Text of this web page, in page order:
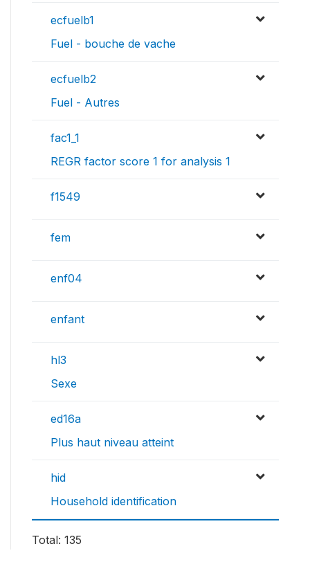
ecfuelb1
Fuel - bouche de vache
ecfuelb2
Fuel - Autres
fac1_1
REGR factor score 1 for analysis 1
f1549
fem
enf04
enfant
hl3
Sexe
ed16a
Plus haut niveau atteint
hid
Household identification
Total: 135